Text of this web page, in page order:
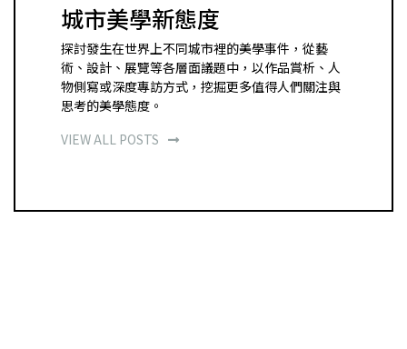
城市美學新態度
探討發生在世界上不同城市裡的美學事件，從藝
術、設計、展覽等各層面議題中，以作品賞析、人
物側寫或深度專訪方式，挖掘更多值得人們關注與
思考的美學態度。
VIEW ALL POSTS